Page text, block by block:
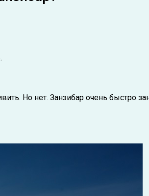
Но нет. Занзибар очень быстро